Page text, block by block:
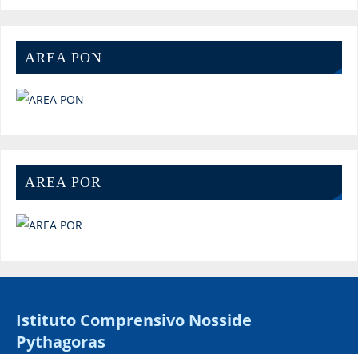
AREA PON
AREA POR
Istituto Comprensivo Nosside
Pythagoras